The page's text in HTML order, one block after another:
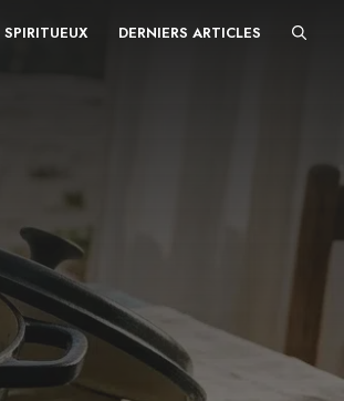
SPIRITUEUX DERNIERS ARTICLES